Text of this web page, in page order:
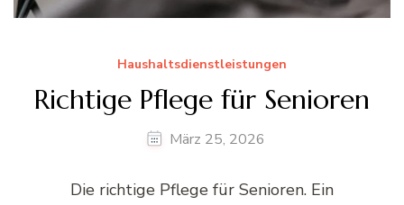
Haushaltsdienstleistungen
Richtige Pflege für Senioren
März 25, 2026
Die richtige Pflege für Senioren. Ein